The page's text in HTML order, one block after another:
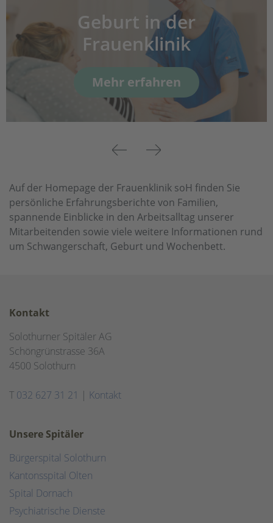
Previous
Geburt in der
Frauenklinik
Mehr erfahren
Next
Auf der Homepage der Frauenklinik soH finden Sie
persönliche Erfahrungsberichte von Familien,
spannende Einblicke in den Arbeitsalltag unserer
Mitarbeitenden sowie viele weitere Informationen rund
um Schwangerschaft, Geburt und Wochenbett.
Kontakt
Solothurner Spitäler AG
Schöngrünstrasse 36A
4500 Solothurn
T 032 627 31 21 | Kontakt
Unsere Spitäler
Bürgerspital Solothurn
Kantonsspital Olten
Spital Dornach
Psychiatrische Dienste